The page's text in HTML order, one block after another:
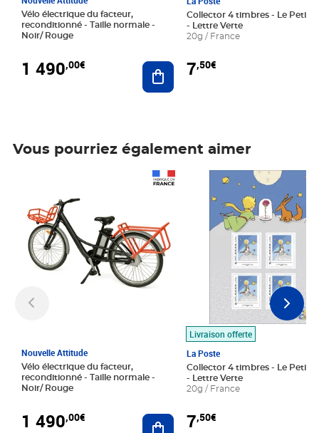
Vélo électrique du facteur,
reconditionné - Taille normale -
Noir/ Rouge
1 490,00€ Ajouter au panier
Collector 4 timbres - Le Petit
- Lettre Verte
20g / France
7,50€
Vous pourriez également aimer
Nouvelle Attitude
Vélo électrique du facteur,
reconditionné - Taille normale -
Noir/ Rouge
1 490,00€ Ajouter au panier
Livraison offerte
La Poste
Collector 4 timbres - Le Petit
- Lettre Verte
20g / France
7,50€
Prix 7,50€